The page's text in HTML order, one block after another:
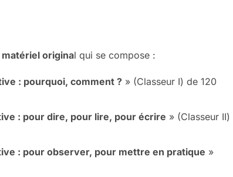
matériel original qui se compose :
: pourquoi, comment ?» (Classeur I) de 120
: pour dire, pour lire, pour écrire » (Classeur II)
: pour observer, pour mettre en pratique »